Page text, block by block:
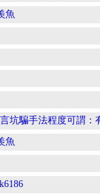
魚
坑騙手法程度可謂
魚